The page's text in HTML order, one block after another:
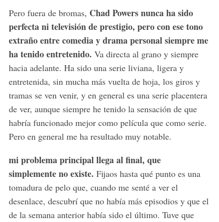
Pero fuera de bromas, Chad Powers nunca ha sido
perfecta ni televisión de prestigio, pero con ese tono
extraño entre comedia y drama personal siempre me
ha tenido entretenido. Va directa al grano y siempre
hacia adelante. Ha sido una serie liviana, ligera y
entretenida, sin mucha más vuelta de hoja, los giros y
tramas se ven venir, y en general es una serie placentera
de ver, aunque siempre he tenido la sensación de que
habría funcionado mejor como película que como serie.
Pero en general me ha resultado muy notable.
mi problema principal llega al final, que
simplemente no existe. Fijaos hasta qué punto es una
tomadura de pelo que, cuando me senté a ver el
desenlace, descubrí que no había más episodios y que el
de la semana anterior había sido el último. Tuve que